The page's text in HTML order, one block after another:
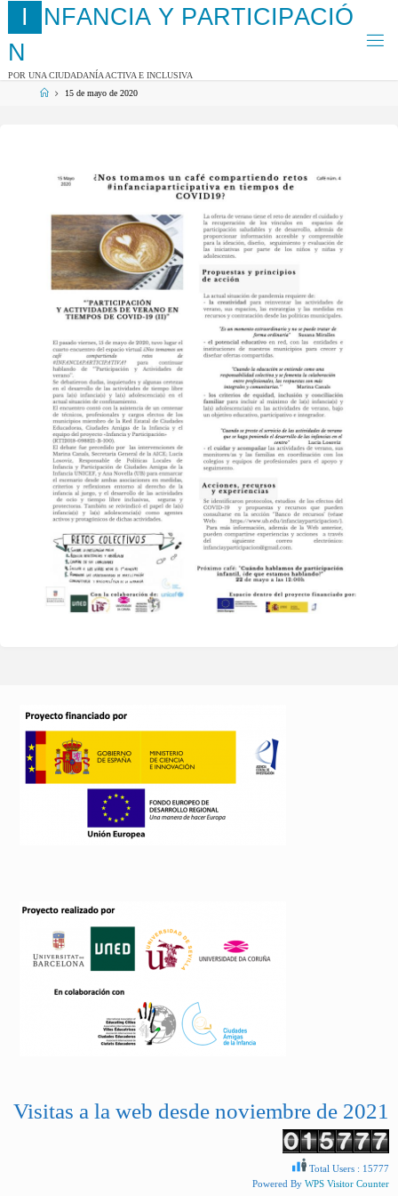
contenido
I NFANCIA Y PARTICIPACIÓ
N
POR UNA CIUDADANÍA ACTIVA E INCLUSIVA
Página15 de mayo de 2020
Visitas a la web desde noviembre de 2021
Total Users : 15777
Powered By WPS Visitor Counter